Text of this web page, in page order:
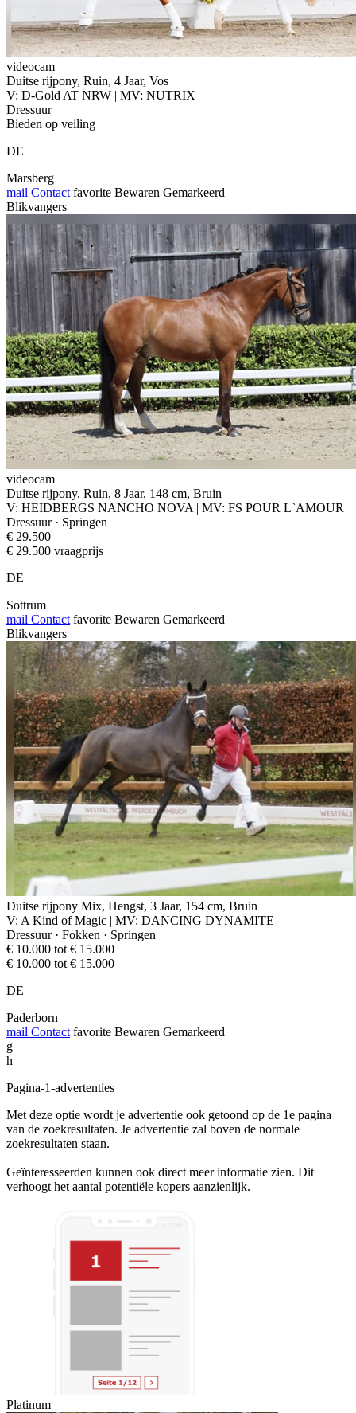
videocam
Duitse rijpony, Ruin, 4 Jaar, Vos
V: D-Gold AT NRW | MV: NUTRIX
Dressuur
Bieden op veiling
DE
Marsberg
mail Contact favorite Bewaren Gemarkeerd
Blikvangers
videocam
Duitse rijpony, Ruin, 8 Jaar, 148 cm, Bruin
V: HEIDBERGS NANCHO NOVA | MV: FS POUR L`AMOUR
Dressuur · Springen
€ 29.500
€ 29.500 vraagprijs
DE
Sottrum
mail Contact favorite Bewaren Gemarkeerd
Blikvangers
Duitse rijpony Mix, Hengst, 3 Jaar, 154 cm, Bruin
V: A Kind of Magic | MV: DANCING DYNAMITE
Dressuur · Fokken · Springen
€ 10.000 tot € 15.000
€ 10.000 tot € 15.000
DE
Paderborn
mail Contact favorite Bewaren Gemarkeerd
g
h
Pagina-1-advertenties
Met deze optie wordt je advertentie ook getoond op de 1e pagina
van de zoekresultaten. Je advertentie zal boven de normale
zoekresultaten staan.
Geïnteresseerden kunnen ook direct meer informatie zien. Dit
verhoogt het aantal potentiële kopers aanzienlijk.
Platinum